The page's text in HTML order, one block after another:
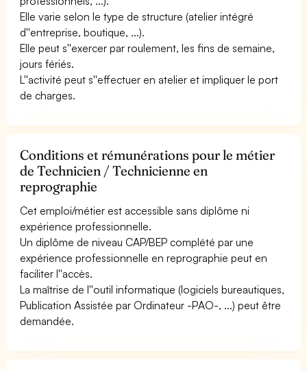
Elle varie selon le type de structure (atelier intégré
d''entreprise, boutique, ...).
Elle peut s''exercer par roulement, les fins de semaine,
jours fériés.
L''activité peut s''effectuer en atelier et impliquer le port
de charges.
Conditions et rémunérations pour le métier
de Technicien / Technicienne en
reprographie
Cet emploi/métier est accessible sans diplôme ni
expérience professionnelle.
Un diplôme de niveau CAP/BEP complété par une
expérience professionnelle en reprographie peut en
faciliter l''accès.
La maîtrise de l''outil informatique (logiciels bureautiques,
Publication Assistée par Ordinateur -PAO-, ...) peut être
demandée.